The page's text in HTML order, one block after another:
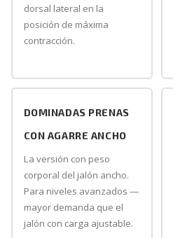
dorsal lateral en la
posición de máxima
contracción.
DOMINADAS PRENAS
CON AGARRE ANCHO
La versión con peso
corporal del jalón ancho.
Para niveles avanzados —
mayor demanda que el
jalón con carga ajustable.